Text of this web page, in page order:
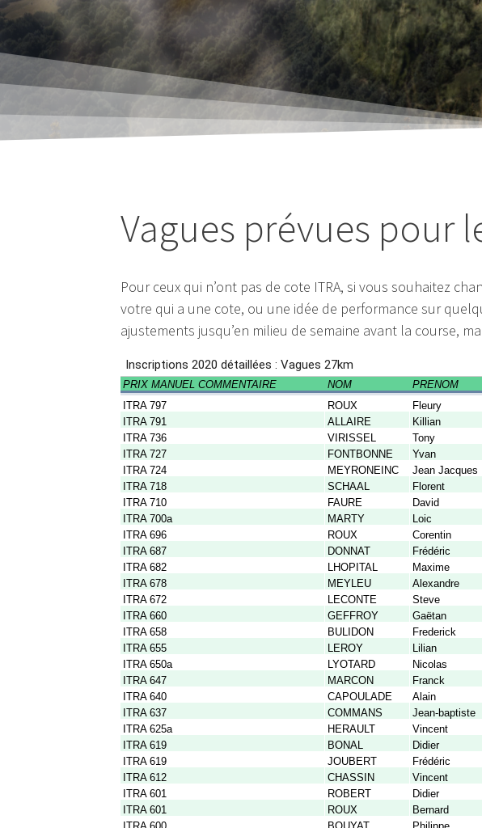
Vagues prévues pour
Pour ceux qui n’ont pas de cote ITRA, si vous souhaitez
votre qui a une cote, ou une idée de performance sur
ajustements jusqu’en milieu de semaine avant la course,